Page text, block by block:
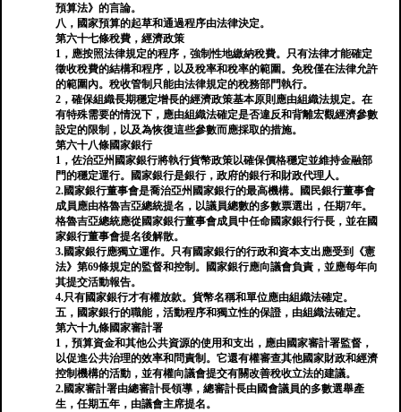
預算法》的言論。
八，國家預算的起草和通過程序由法律決定。
第六十七條稅費，經濟政策
1，應按照法律規定的程序，強制性地繳納稅費。只有法律才能確定
徵收稅費的結構和程序，以及稅率和稅率的範圍。免稅僅在法律允許
的範圍內。稅收管制只能由法律規定的稅務部門執行。
2，確保組織長期穩定增長的經濟政策基本原則應由組織法規定。在
有特殊需要的情況下，應由組織法確定是否違反和背離宏觀經濟參數
設定的限制，以及為恢復這些參數而應採取的措施。
第六十八條國家銀行
1，佐治亞州國家銀行將執行貨幣政策以確保價格穩定並維持金融部
門的穩定運行。國家銀行是銀行，政府的銀行和財政代理人。
2.國家銀行董事會是喬治亞州國家銀行的最高機構。國民銀行董事會
成員應由格魯吉亞總統提名，以議員總數的多數票選出，任期7年。
格魯吉亞總統應從國家銀行董事會成員中任命國家銀行行長，並在國
家銀行董事會提名後解散。
3.國家銀行應獨立運作。只有國家銀行的行政和資本支出應受到《憲
法》第69條規定的監督和控制。國家銀行應向議會負責，並應每年向
其提交活動報告。
4.只有國家銀行才有權放款。貨幣名稱和單位應由組織法確定。
五，國家銀行的職能，活動程序和獨立性的保證，由組織法確定。
第六十九條國家審計署
1，預算資金和其他公共資源的使用和支出，應由國家審計署監督，
以促進公共治理的效率和問責制。它還有權審查其他國家財政和經濟
控制機構的活動，並有權向議會提交有關改善稅收立法的建議。
2.國家審計署由總審計長領導，總審計長由國會議員的多數選舉產
生，任期五年，由議會主席提名。